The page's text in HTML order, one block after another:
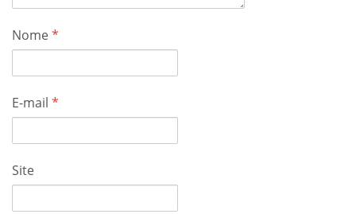
Nome*
E-mail *
Site